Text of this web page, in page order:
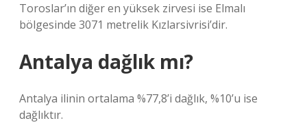
Toroslar’ın diğer en yüksek zirvesi ise Elmalı
bölgesinde 3071 metrelik Kızlarsivrisi’dir.
Antalya dağlık mı?
Antalya ilinin ortalama %77,8’i dağlık, %10’u ise
dağlıktır.